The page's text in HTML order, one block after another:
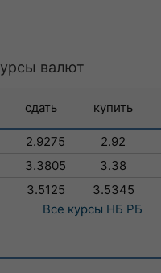
валют
сдать купить
2.9275 2.92
3.3805 3.38
3.5125 3.5345
Все курсы НБ РБ